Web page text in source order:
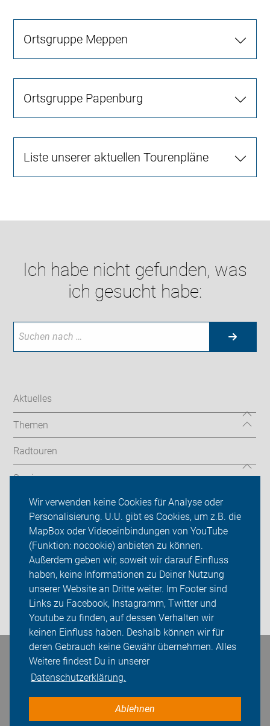
Wir verwenden keine Cookies für Analyse oder
Personalisierung. U.U. gibt es Cookies, um z.B. die
MapBox oder Videoeinbindungen von YouTube
(Funktion: nocookie) anbieten zu können.
Außerdem geben wir, soweit wir darauf Einfluss
haben, keine Informationen zu Deiner Nutzung
unserer Website an Dritte weiter. Im Footer sind
Links zu Facebook, Instagramm, Twitter und
Youtube zu finden, auf dessen Verhalten wir
keinen Einfluss haben. Deshalb können wir für
deren Gebrauch keine Gewähr übernehmen. Alles
Weitere findest Du in unserer
Datenschutzerklärung.
Ablehnen
Ortsgruppe Meppen
Ortsgruppe Papenburg
Liste unserer aktuellen Tourenpläne
Ich habe nicht gefunden, was
ich gesucht habe:
Aktuelles
Themen
Radtouren
Service
ADFC Emsland
Ortsgruppen
Sei dabei
Presse
Login
Bleiben Sie in Kontakt